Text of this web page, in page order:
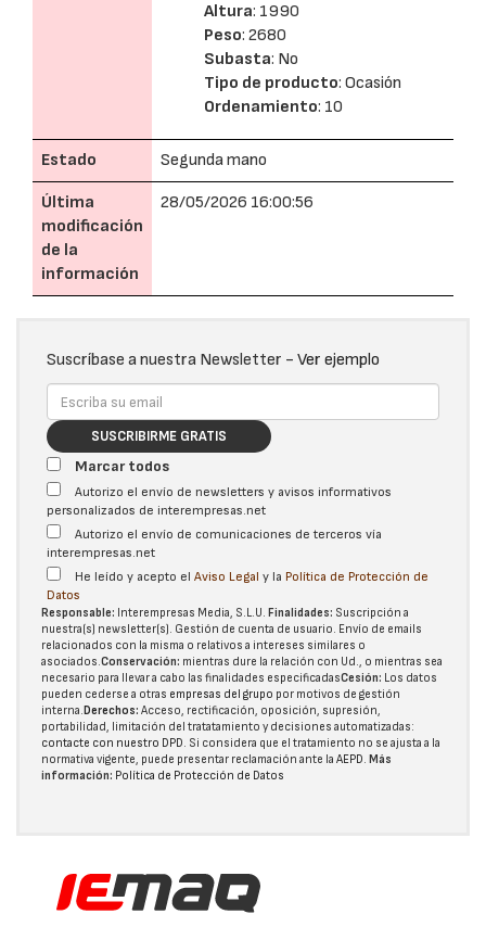
Altura: 1990
Peso: 2680
Subasta: No
Tipo de producto: Ocasión
Ordenamiento: 10
Estado Segunda mano
Última
modificación
de la
información
28/05/2026 16:00:56
Suscríbase a nuestra Newsletter - Ver ejemplo
SUSCRIBIRME GRATIS
Marcar todos
Autorizo el envío de newsletters y avisos informativos
personalizados de interempresas.net
Autorizo el envío de comunicaciones de terceros vía
interempresas.net
He leído y acepto el Aviso Legal y la Política de Protección de
Datos
Responsable: Interempresas Media, S.L.U. Finalidades: Suscripción a
nuestra(s) newsletter(s). Gestión de cuenta de usuario. Envío de emails
relacionados con la misma o relativos a intereses similares o
asociados.Conservación: mientras dure la relación con Ud., o mientras sea
necesario para llevar a cabo las finalidades especificadasCesión: Los datos
pueden cederse a otras empresas del grupo por motivos de gestión
interna.Derechos: Acceso, rectificación, oposición, supresión,
portabilidad, limitación del tratatamiento y decisiones automatizadas:
contacte con nuestro DPD. Si considera que el tratamiento no se ajusta a la
normativa vigente, puede presentar reclamación ante la AEPD. Más
información: Política de Protección de Datos